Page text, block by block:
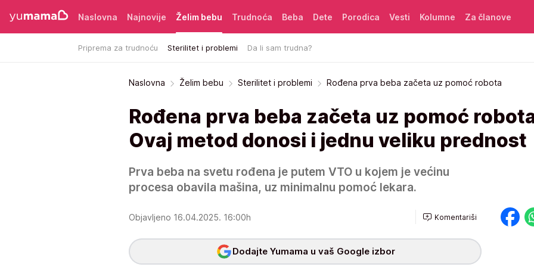
Naslovna Najnovije Želim bebu
Priprema za trudnoću Sterilitet i problemi Da li sam trudna?
Trudnoća Beba Dete Porodica Vesti Kolumne Za članove
Naslovna Želim bebu Sterilitet i problemi Rođena prva beba začeta uz pomoć robota
Rođena prva beba začeta uz pomoć
Ovaj metod donosi i jednu veliku prednost
Prva beba na svetu rođena je putem VTO u kojem je većinu
procesa obavila mašina, uz minimalnu pomoć lekara.
Objavljeno 16.04.2025. 16:00h Komentariši
Dodajte Yumama u vaš Google izbor